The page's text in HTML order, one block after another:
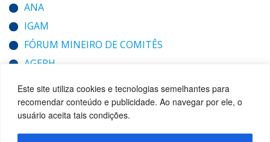
Este site utiliza cookies e tecnologias semelhantes para
recomendar conteúdo e publicidade. Ao navegar por ele, o
usuário aceita tais condições.
ANA
IGAM
FÓRUM MINEIRO DE COMITÊS
AGERH